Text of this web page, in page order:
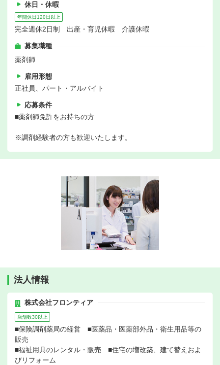
休日・休暇
年間休日120日以上
完全週休2日制 出産・育児休暇 介護休暇
募集職種
薬剤師
雇用形態
正社員、パート・アルバイト
応募条件
■薬剤師免許をお持ちの方
※調剤経験者の方も歓迎いたします。
法人情報
株式会社フロンティア
店舗数30以上
■保険調剤薬局の経営 ■医薬品・医薬部外品・衛生用品等の
販売
■福祉用具のレンタル・販売 ■住宅の増改築、建て替えおよ
びリフォーム